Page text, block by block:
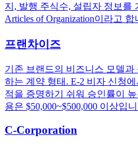
지, 발행 주식수, 설립자 정보를
Articles of Organization이라고 합
프랜차이즈
기존 브랜드의 비즈니스 모델과
하는 계약 형태. E-2 비자 신청
적을 증명하기 쉬워 승인률이
용은 $50,000~$500,000 이상입
C-Corporation